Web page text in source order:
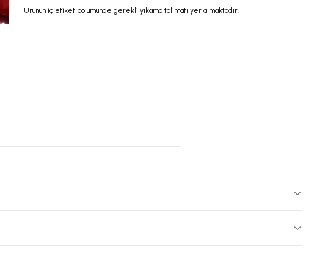
Ürünün iç etiket bölümünde gerekli yıkama talimatı yer almaktadır.